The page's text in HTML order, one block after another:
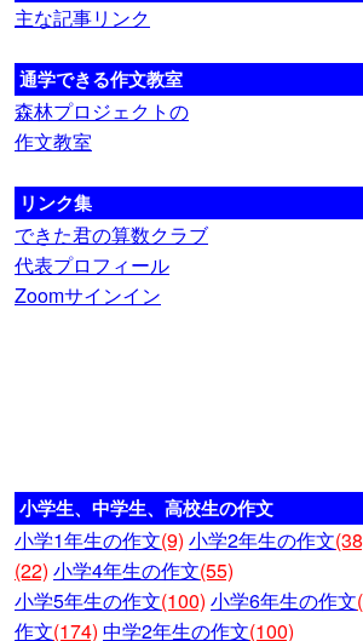
主な記事リンク
通学できる作文教室
森林プロジェクトの
作文教室
リンク集
できた君の算数クラブ
代表プロフィール
Zoomサインイン
小学生、中学生、高校生の作文
小学1年生の作文(9) 小学2年生の作文
(22) 小学4年生の作文(55)
小学5年生の作文(100) 小学6年生の作文
作文(174) 中学2年生の作文(100)